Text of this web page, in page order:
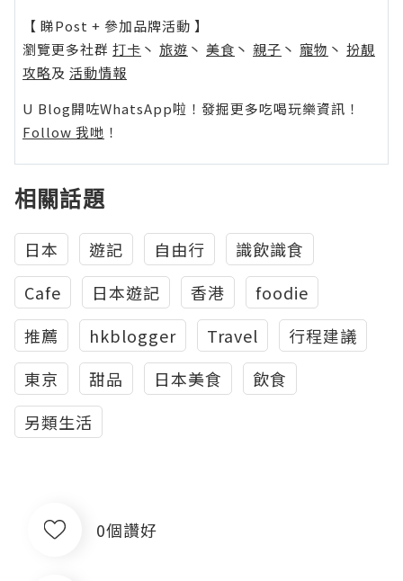
【 睇Post + 參加品牌活動 】
瀏覽更多社群 打卡 丶 旅遊 丶 美食 丶 親子 丶 寵物 丶 扮靚
攻略及 活動情報
U Blog開咗WhatsApp啦！發掘更多吃喝玩樂資訊！
Follow 我哋 ！
相關話題
日本 遊記 自由行
識飲識食
Cafe
日本遊記 香港
foodie
推薦
hkblogger Travel
行程建議
東京
甜品 日本美食
飲食
另類生活
0個讚好